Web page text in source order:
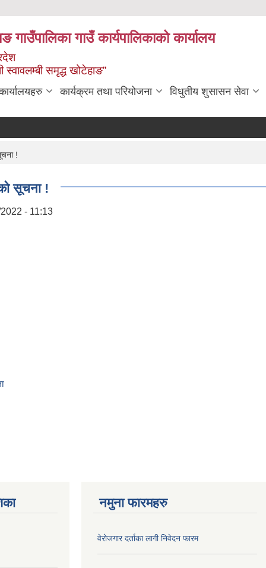
गाउँपालिका गाउँ कार्यपालिकाको कार्यालय
स्वावलम्बी समृद्ध खोटेहाङ”
कार्यक्रम तथा परियोजना विधुतीय शुसासन सेवा
!
सूचना !
- 11:13
नमुना फारमहरु
वेरोजगार दर्ताका लागी निवेदन फारम